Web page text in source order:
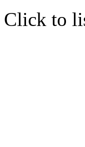
Click to